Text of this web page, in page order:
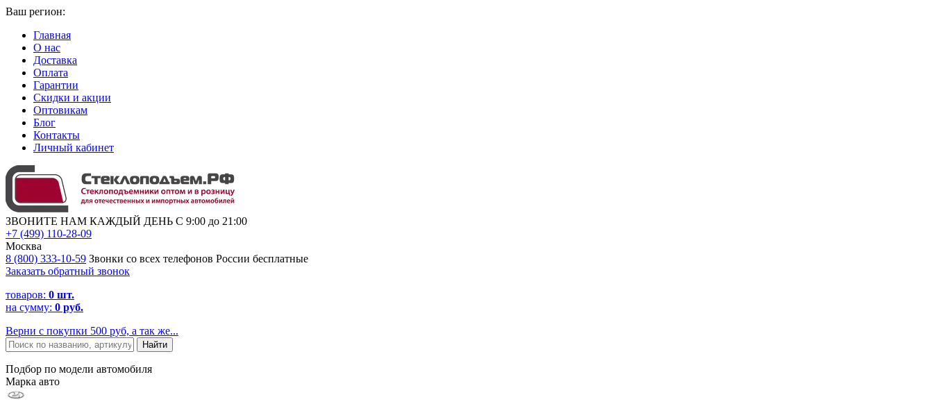
Ваш регион:
Главная
О нас
Доставка
Оплата
Гарантии
Скидки и акции
Оптовикам
Блог
Контакты
Личный кабинет
ЗВОНИТЕ НАМ КАЖДЫЙ ДЕНЬ С 9:00 до 21:00
+7 (499) 110-28-09
Москва
8 (800) 333-10-59 Звонки со всех телефонов России бесплатные
Заказать обратный звонок
товаров: 0 шт.
на сумму: 0 руб.
Верни с покупки 500 руб, а так же...
Подбор по модели автомобиля
Марка авто